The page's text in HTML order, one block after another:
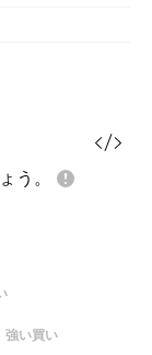
う。
強い買い